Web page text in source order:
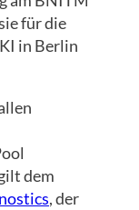
für die
in Berlin
dem
, der